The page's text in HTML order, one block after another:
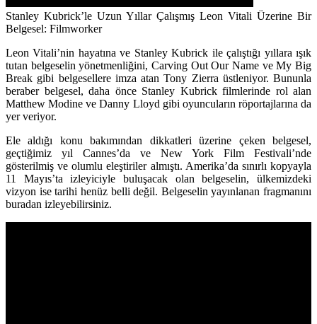
Stanley Kubrick’le Uzun Yıllar Çalışmış Leon Vitali Üzerine Bir
Belgesel: Filmworker
Leon Vitali’nin hayatına ve Stanley Kubrick ile çalıştığı yıllara ışık
tutan belgeselin yönetmenliğini, Carving Out Our Name veMy Big
Break gibi belgesellere imza atanTony Zierra üstleniyor. Bununla
beraber belgesel, daha önce Stanley Kubrick filmlerinde rol alan
Matthew Modine veDanny Lloyd gibi oyuncuların röportajlarına da
yer veriyor.
Ele aldığı konu bakımından dikkatleri üzerine çeken belgesel,
geçtiğimiz yıl Cannes’da ve New York Film Festivali’nde
gösterilmiş ve olumlu eleştiriler almıştı. Amerika’da sınırlı kopyayla
11 Mayıs’ta izleyiciyle buluşacak olan belgeselin, ülkemizdeki
vizyon ise tarihi henüz belli değil. Belgeselin yayınlanan fragmanını
buradan izleyebilirsiniz.